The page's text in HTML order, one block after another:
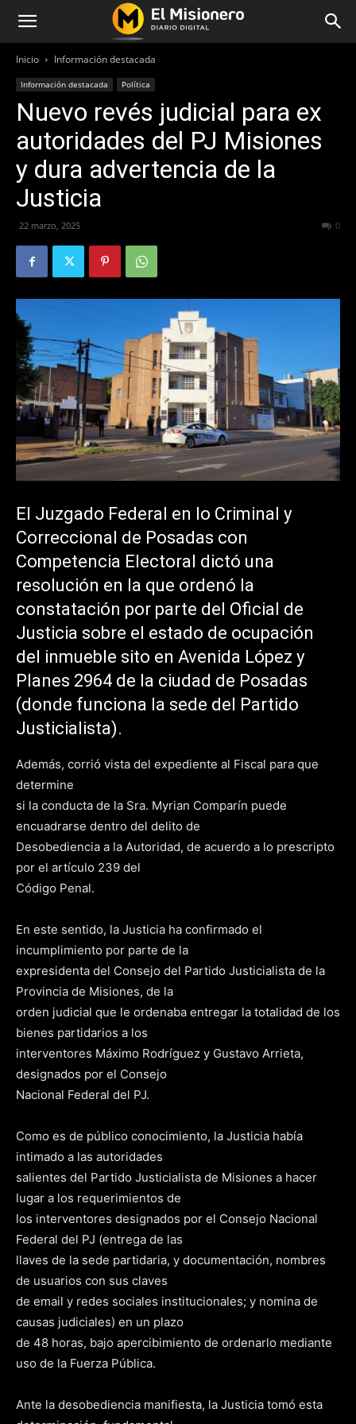
Inicio Información destacada
Información destacada Política
Nuevo revés judicial para ex
autoridades del PJ Misiones
y dura advertencia de la
Justicia
22 marzo, 2025 0
El Juzgado Federal en lo Criminal y
Correccional de Posadas con
Competencia Electoral dictó una
resolución en la que ordenó la
constatación por parte del Oficial de
Justicia sobre el estado de ocupación
del inmueble sito en Avenida López y
Planes 2964 de la ciudad de Posadas
(donde funciona la sede del Partido
Justicialista).
Además, corrió vista del expediente al Fiscal para que
determine
si la conducta de la Sra. Myrian Comparín puede
encuadrarse dentro del delito de
Desobediencia a la Autoridad, de acuerdo a lo prescripto
por el artículo 239 del
Código Penal.
En este sentido, la Justicia ha confirmado el
incumplimiento por parte de la
expresidenta del Consejo del Partido Justicialista de la
Provincia de Misiones, de la
orden judicial que le ordenaba entregar la totalidad de los
bienes partidarios a los
interventores Máximo Rodríguez y Gustavo Arrieta,
designados por el Consejo
Nacional Federal del PJ.
Como es de público conocimiento, la Justicia había
intimado a las autoridades
salientes del Partido Justicialista de Misiones a hacer
lugar a los requerimientos de
los interventores designados por el Consejo Nacional
Federal del PJ (entrega de las
llaves de la sede partidaria, y documentación, nombres
de usuarios con sus claves
de email y redes sociales institucionales; y nomina de
causas judiciales) en un plazo
de 48 horas, bajo apercibimiento de ordenarlo mediante
uso de la Fuerza Pública.
Ante la desobediencia manifiesta, la Justicia tomó esta